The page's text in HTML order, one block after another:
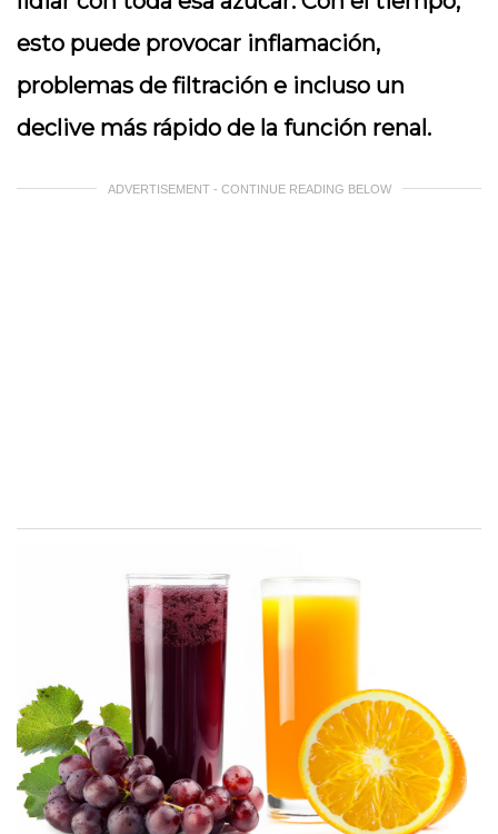
esto puede provocar inflamación,
problemas de filtración e incluso un
declive más rápido de la función renal.
ADVERTISEMENT - CONTINUE READING BELOW